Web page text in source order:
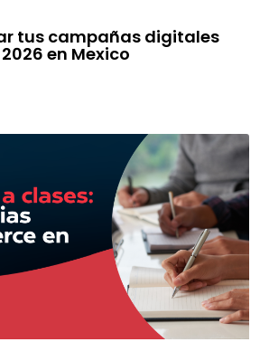
tus campañas digitales
en Mexico